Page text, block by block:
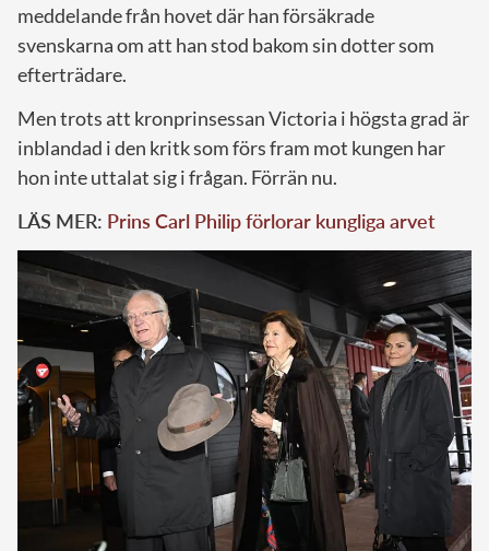
meddelande från hovet där han försäkrade
svenskarna om att han stod bakom sin dotter som
efterträdare.
Men trots att kronprinsessan Victoria i högsta grad är
inblandad i den kritk som förs fram mot kungen har
hon inte uttalat sig i frågan. Förrän nu.
LÄS MER: Prins Carl Philip förlorar kungliga arvet